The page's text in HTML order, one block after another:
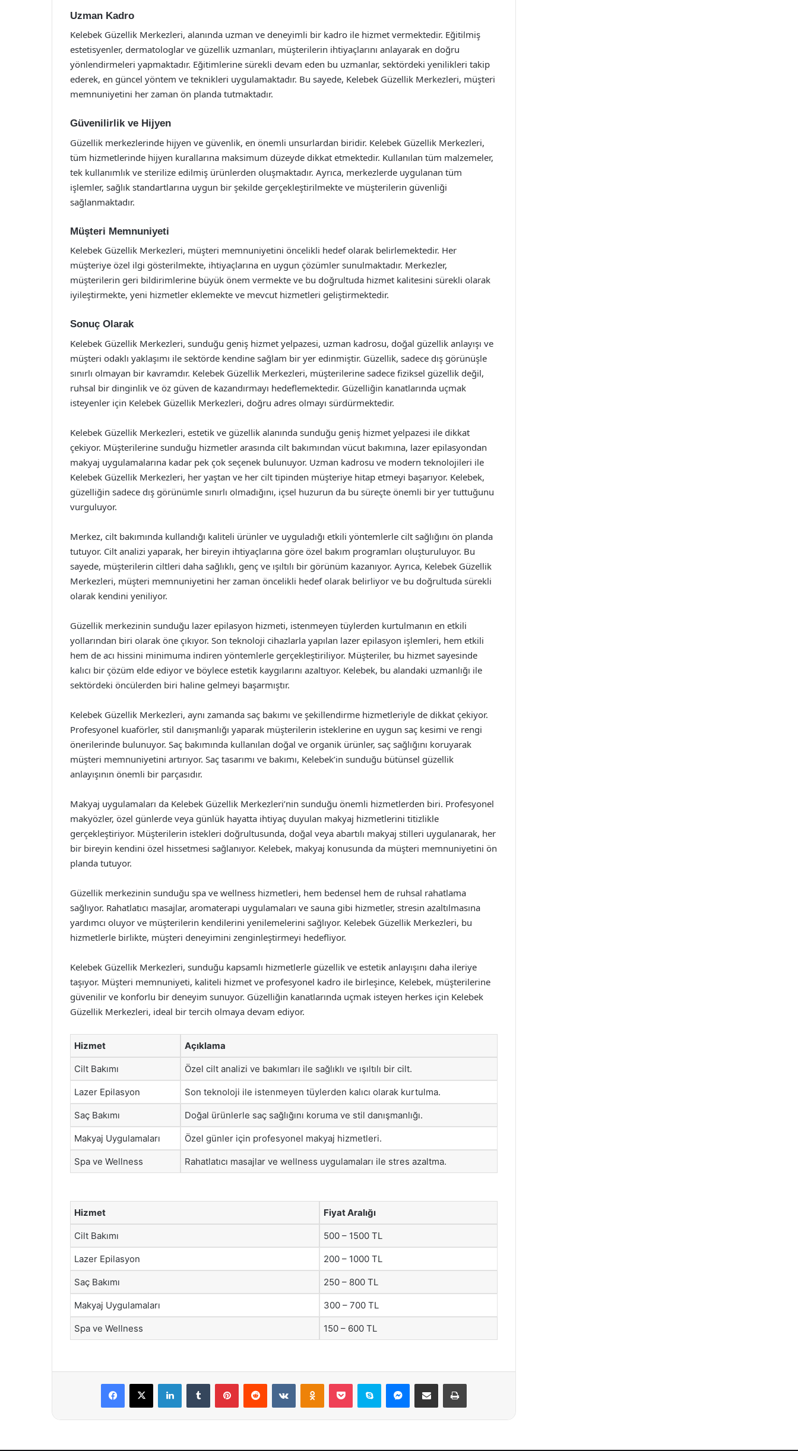
Uzman Kadro
Kelebek Güzellik Merkezleri, alanında uzman ve deneyimli bir kadro ile hizmet vermektedir. Eğitilmiş
estetisyenler, dermatologlar ve güzellik uzmanları, müşterilerin ihtiyaçlarını anlayarak en doğru
yönlendirmeleri yapmaktadır. Eğitimlerine sürekli devam eden bu uzmanlar, sektördeki yenilikleri takip
ederek, en güncel yöntem ve teknikleri uygulamaktadır. Bu sayede, Kelebek Güzellik Merkezleri, müşteri
memnuniyetini her zaman ön planda tutmaktadır.
Güvenilirlik ve Hijyen
Güzellik merkezlerinde hijyen ve güvenlik, en önemli unsurlardan biridir. Kelebek Güzellik Merkezleri,
tüm hizmetlerinde hijyen kurallarına maksimum düzeyde dikkat etmektedir. Kullanılan tüm malzemeler,
tek kullanımlık ve sterilize edilmiş ürünlerden oluşmaktadır. Ayrıca, merkezlerde uygulanan tüm
işlemler, sağlık standartlarına uygun bir şekilde gerçekleştirilmekte ve müşterilerin güvenliği
sağlanmaktadır.
Müşteri Memnuniyeti
Kelebek Güzellik Merkezleri, müşteri memnuniyetini öncelikli hedef olarak belirlemektedir. Her
müşteriye özel ilgi gösterilmekte, ihtiyaçlarına en uygun çözümler sunulmaktadır. Merkezler,
müşterilerin geri bildirimlerine büyük önem vermekte ve bu doğrultuda hizmet kalitesini sürekli olarak
iyileştirmekte, yeni hizmetler eklemekte ve mevcut hizmetleri geliştirmektedir.
Sonuç Olarak
Kelebek Güzellik Merkezleri, sunduğu geniş hizmet yelpazesi, uzman kadrosu, doğal güzellik anlayışı ve
müşteri odaklı yaklaşımı ile sektörde kendine sağlam bir yer edinmiştir. Güzellik, sadece dış görünüşle
sınırlı olmayan bir kavramdır. Kelebek Güzellik Merkezleri, müşterilerine sadece fiziksel güzellik değil,
ruhsal bir dinginlik ve öz güven de kazandırmayı hedeflemektedir. Güzelliğin kanatlarında uçmak
isteyenler için Kelebek Güzellik Merkezleri, doğru adres olmayı sürdürmektedir.
Kelebek Güzellik Merkezleri, estetik ve güzellik alanında sunduğu geniş hizmet yelpazesi ile dikkat
çekiyor. Müşterilerine sunduğu hizmetler arasında cilt bakımından vücut bakımına, lazer epilasyondan
makyaj uygulamalarına kadar pek çok seçenek bulunuyor. Uzman kadrosu ve modern teknolojileri ile
Kelebek Güzellik Merkezleri, her yaştan ve her cilt tipinden müşteriye hitap etmeyi başarıyor. Kelebek,
güzelliğin sadece dış görünümle sınırlı olmadığını, içsel huzurun da bu süreçte önemli bir yer tuttuğunu
vurguluyor.
Merkez, cilt bakımında kullandığı kaliteli ürünler ve uyguladığı etkili yöntemlerle cilt sağlığını ön planda
tutuyor. Cilt analizi yaparak, her bireyin ihtiyaçlarına göre özel bakım programları oluşturuluyor. Bu
sayede, müşterilerin ciltleri daha sağlıklı, genç ve ışıltılı bir görünüm kazanıyor. Ayrıca, Kelebek Güzellik
Merkezleri, müşteri memnuniyetini her zaman öncelikli hedef olarak belirliyor ve bu doğrultuda sürekli
olarak kendini yeniliyor.
Güzellik merkezinin sunduğu lazer epilasyon hizmeti, istenmeyen tüylerden kurtulmanın en etkili
yollarından biri olarak öne çıkıyor. Son teknoloji cihazlarla yapılan lazer epilasyon işlemleri, hem etkili
hem de acı hissini minimuma indiren yöntemlerle gerçekleştiriliyor. Müşteriler, bu hizmet sayesinde
kalıcı bir çözüm elde ediyor ve böylece estetik kaygılarını azaltıyor. Kelebek, bu alandaki uzmanlığı ile
sektördeki öncülerden biri haline gelmeyi başarmıştır.
Kelebek Güzellik Merkezleri, aynı zamanda saç bakımı ve şekillendirme hizmetleriyle de dikkat çekiyor.
Profesyonel kuaförler, stil danışmanlığı yaparak müşterilerin isteklerine en uygun saç kesimi ve rengi
önerilerinde bulunuyor. Saç bakımında kullanılan doğal ve organik ürünler, saç sağlığını koruyarak
müşteri memnuniyetini artırıyor. Saç tasarımı ve bakımı, Kelebek’in sunduğu bütünsel güzellik
anlayışının önemli bir parçasıdır.
Makyaj uygulamaları da Kelebek Güzellik Merkezleri’nin sunduğu önemli hizmetlerden biri. Profesyonel
makyözler, özel günlerde veya günlük hayatta ihtiyaç duyulan makyaj hizmetlerini titizlikle
gerçekleştiriyor. Müşterilerin istekleri doğrultusunda, doğal veya abartılı makyaj stilleri uygulanarak, her
bir bireyin kendini özel hissetmesi sağlanıyor. Kelebek, makyaj konusunda da müşteri memnuniyetini ön
planda tutuyor.
Güzellik merkezinin sunduğu spa ve wellness hizmetleri, hem bedensel hem de ruhsal rahatlama
sağlıyor. Rahatlatıcı masajlar, aromaterapi uygulamaları ve sauna gibi hizmetler, stresin azaltılmasına
yardımcı oluyor ve müşterilerin kendilerini yenilemelerini sağlıyor. Kelebek Güzellik Merkezleri, bu
hizmetlerle birlikte, müşteri deneyimini zenginleştirmeyi hedefliyor.
Kelebek Güzellik Merkezleri, sunduğu kapsamlı hizmetlerle güzellik ve estetik anlayışını daha ileriye
taşıyor. Müşteri memnuniyeti, kaliteli hizmet ve profesyonel kadro ile birleşince, Kelebek, müşterilerine
güvenilir ve konforlu bir deneyim sunuyor. Güzelliğin kanatlarında uçmak isteyen herkes için Kelebek
Güzellik Merkezleri, ideal bir tercih olmaya devam ediyor.
Hizmet Açıklama
Cilt Bakımı Özel cilt analizi ve bakımları ile sağlıklı ve ışıltılı bir cilt.
Lazer Epilasyon Son teknoloji ile istenmeyen tüylerden kalıcı olarak kurtulma.
Saç Bakımı Doğal ürünlerle saç sağlığını koruma ve stil danışmanlığı.
Makyaj Uygulamaları Özel günler için profesyonel makyaj hizmetleri.
Spa ve Wellness Rahatlatıcı masajlar ve wellness uygulamaları ile stres azaltma.
Hizmet Fiyat Aralığı
Cilt Bakımı 500 – 1500 TL
Lazer Epilasyon 200 – 1000 TL
Saç Bakımı 250 – 800 TL
Makyaj Uygulamaları 300 – 700 TL
Spa ve Wellness 150 – 600 TL
Facebook
X LinkedInTumblr PinterestReddit VKontakteOdnoklassniki
Pocket Skype Messenger
E-Posta ile paylaş Yazdır